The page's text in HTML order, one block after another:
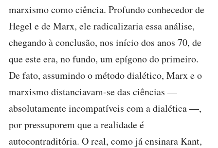
marxismo como ciência. Profundo conhecedor de
Hegel e de Marx, ele radicalizaria essa análise,
chegando à conclusão, nos início dos anos 70, de
que este era, no fundo, um epígono do primeiro.
De fato, assumindo o método dialético, Marx e o
marxismo distanciavam-se das ciências —
absolutamente incompatíveis com a dialética —,
por pressuporem que a realidade é
autocontraditória. O real, como já ensinara Kant,